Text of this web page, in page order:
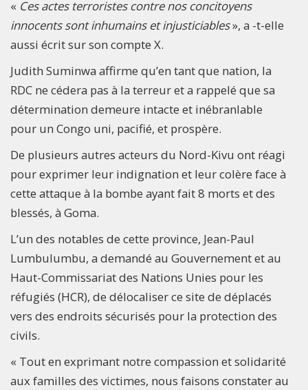
« Ces actes terroristes contre nos concitoyens
innocents sont inhumains et injusticiables», a -t-elle
aussi écrit sur son compte X.
Judith Suminwa affirme qu’en tant que nation, la
RDC ne cédera pas à la terreur et a rappelé que sa
détermination demeure intacte et inébranlable
pour un Congo uni, pacifié, et prospère.
De plusieurs autres acteurs du Nord-Kivu ont réagi
pour exprimer leur indignation et leur colère face à
cette attaque à la bombe ayant fait 8 morts et des
blessés, à Goma.
L’un des notables de cette province, Jean-Paul
Lumbulumbu, a demandé au Gouvernement et au
Haut-Commissariat des Nations Unies pour les
réfugiés (HCR), de délocaliser ce site de déplacés
vers des endroits sécurisés pour la protection des
civils.
« Tout en exprimant notre compassion et solidarité
aux familles des victimes, nous faisons constater au